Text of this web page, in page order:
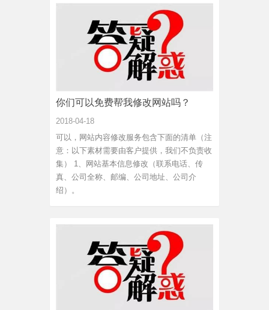
你们可以免费帮我修改网站吗？
2018-04-18
可以，网站内容修改服务包含下面的清单（注
意：以下素材需要由客户提供，我们不负责收
集） 1、网站基本信息修改（联系电话、传
真、公司全称、邮编、公司地址、公司介
绍）。